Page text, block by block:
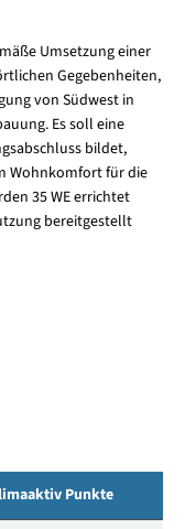
Umsetzung einer
Gegebenheiten,
von Südwest in
Es soll eine
bildet,
Wohnkomfort für die
35 WE errichtet
bereitgestellt
Punkte